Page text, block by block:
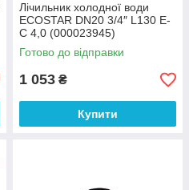
Лічильник холодної води
ECOSTAR DN20 3/4″ L130 E-
C 4,0 (000023945)
Готово до відправки
1 053 ₴
Купити